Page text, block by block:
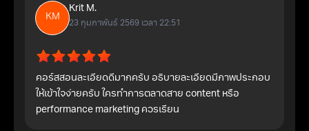
KM
Krit M.
23 กุมภาพันธ์ 2569 เวลา 22:51
คอร์สสอนละเอียดดีมากครับ อธิบายละเอียดมีภาพประกอบ
ให้เข้าใจง่ายครับ ใครทำการตลาดสาย content หรือ
performance marketing ควรเรียน